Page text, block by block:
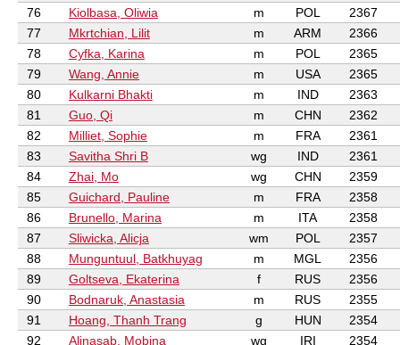
76
Kiolbasa, Oliwia m POL
2367
77
Mkrtchian, Lilit m ARM
2366
78
Cyfka, Karina m POL
2365
79
Wang, Annie m USA
2365
80
Kulkarni Bhakti m IND
2363
81
Guo, Qi m CHN
2362
82
Milliet, Sophie m FRA
2361
83
Savitha Shri B wg IND
2361
84
Zhai, Mo wg CHN
2359
85
Guichard, Pauline m FRA
2358
86
Brunello, Marina m ITA
2358
87
Sliwicka, Alicja wm POL
2357
88
Munguntuul, Batkhuyag m MGL
2356
89
Goltseva, Ekaterina f RUS
2356
90
Bodnaruk, Anastasia m RUS
2355
91
Hoang, Thanh Trang g HUN
2354
92
Alinasab, Mobina wg IRI 2354